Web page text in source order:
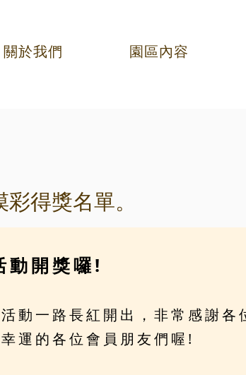
關於我們 園區內容
得獎名單。
動開獎囉!
動一路長紅開出，非常感謝各
運的各位會員朋友們喔!